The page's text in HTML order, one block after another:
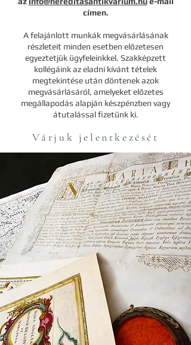
címen.
A felajánlott munkák megvásárlásának
részleteit minden esetben előzetesen
egyeztetjük ügyfeleinkkel. Szakképzett
kollégáink az eladni kívánt tételek
megtekintése után döntenek azok
megvásárlásáról, amelyeket előzetes
megállapodás alapján készpénzben vagy
átutalással fizetünk ki.
Várjuk jelentkezését